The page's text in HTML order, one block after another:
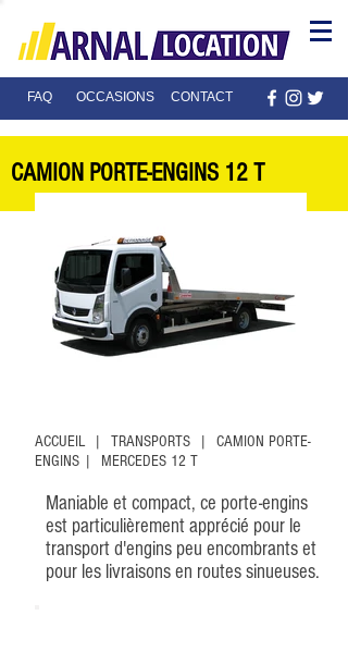
FAQ OCCASIONS CONTACT
CAMION PORTE-ENGINS 12 T
ACCUEIL | TRANSPORTS | CAMION PORTE-
ENGINS | MERCEDES 12 T
Maniable et compact, ce porte-engins
est particulièrement apprécié pour le
transport d'engins peu encombrants et
pour les livraisons en routes sinueuses.